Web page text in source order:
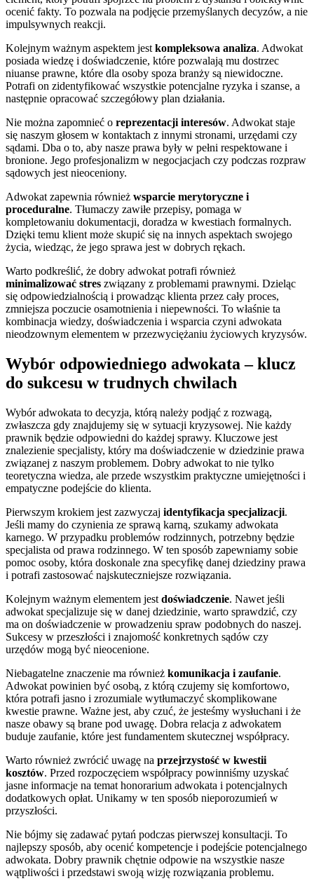
ocenić fakty. To pozwala na podjęcie przemyślanych decyzów, a nie
impulsywnych reakcji.
Kolejnym ważnym aspektem jestkompleksowa analiza. Adwokat
posiada wiedzę i doświadczenie, które pozwalają mu dostrzec
niuanse prawne, które dla osoby spoza branży są niewidoczne.
Potrafi on zidentyfikować wszystkie potencjalne ryzyka i szanse, a
następnie opracować szczegółowy plan działania.
Nie można zapomnieć o reprezentacji interesów. Adwokat staje
się naszym głosem w kontaktach z innymi stronami, urzędami czy
sądami. Dba o to, aby nasze prawa były w pełni respektowane i
bronione. Jego profesjonalizm w negocjacjach czy podczas rozpraw
sądowych jest nieoceniony.
Adwokat zapewnia również wsparcie merytoryczne i
proceduralne. Tłumaczy zawiłe przepisy, pomaga w
kompletowaniu dokumentacji, doradza w kwestiach formalnych.
Dzięki temu klient może skupić się na innych aspektach swojego
życia, wiedząc, że jego sprawa jest w dobrych rękach.
Warto podkreślić, że dobry adwokat potrafi również
minimalizować stres związany z problemami prawnymi. Dzieląc
się odpowiedzialnością i prowadząc klienta przez cały proces,
zmniejsza poczucie osamotnienia i niepewności. To właśnie ta
kombinacja wiedzy, doświadczenia i wsparcia czyni adwokata
nieodzownym elementem w przezwyciężaniu życiowych kryzysów.
Wybór odpowiedniego adwokata – klucz
do sukcesu w trudnych chwilach
Wybór adwokata to decyzja, którą należy podjąć z rozwagą,
zwłaszcza gdy znajdujemy się w sytuacji kryzysowej. Nie każdy
prawnik będzie odpowiedni do każdej sprawy. Kluczowe jest
znalezienie specjalisty, który ma doświadczenie w dziedzinie prawa
związanej z naszym problemem. Dobry adwokat to nie tylko
teoretyczna wiedza, ale przede wszystkim praktyczne umiejętności i
empatyczne podejście do klienta.
Pierwszym krokiem jest zazwyczaj identyfikacja specjalizacji.
Jeśli mamy do czynienia ze sprawą karną, szukamy adwokata
karnego. W przypadku problemów rodzinnych, potrzebny będzie
specjalista od prawa rodzinnego. W ten sposób zapewniamy sobie
pomoc osoby, która doskonale zna specyfikę danej dziedziny prawa
i potrafi zastosować najskuteczniejsze rozwiązania.
Kolejnym ważnym elementem jest doświadczenie. Nawet jeśli
adwokat specjalizuje się w danej dziedzinie, warto sprawdzić, czy
ma on doświadczenie w prowadzeniu spraw podobnych do naszej.
Sukcesy w przeszłości i znajomość konkretnych sądów czy
urzędów mogą być nieocenione.
Niebagatelne znaczenie ma również komunikacja i zaufanie.
Adwokat powinien być osobą, z którą czujemy się komfortowo,
która potrafi jasno i zrozumiale wytłumaczyć skomplikowane
kwestie prawne. Ważne jest, aby czuć, że jesteśmy wysłuchani i że
nasze obawy są brane pod uwagę. Dobra relacja z adwokatem
buduje zaufanie, które jest fundamentem skutecznej współpracy.
Warto również zwrócić uwagę na przejrzystość w kwestii
kosztów. Przed rozpoczęciem współpracy powinniśmy uzyskać
jasne informacje na temat honorarium adwokata i potencjalnych
dodatkowych opłat. Unikamy w ten sposób nieporozumień w
przyszłości.
Nie bójmy się zadawać pytań podczas pierwszej konsultacji. To
najlepszy sposób, aby ocenić kompetencje i podejście potencjalnego
adwokata. Dobry prawnik chętnie odpowie na wszystkie nasze
wątpliwości i przedstawi swoją wizję rozwiązania problemu.